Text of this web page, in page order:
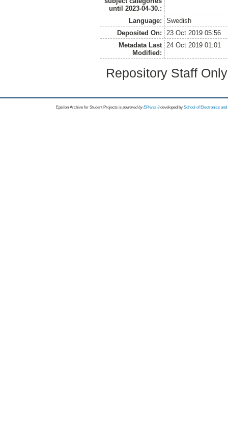
until 2023-04-30.:
Language:
Swedish
Deposited On:
23 Oct 2019 05:56
Metadata Last
Modified:
24 Oct 2019 01:01
Repository Staff
Epsilon Archive for Student Projects is powored byEPrints 3 developed by School of Electronics